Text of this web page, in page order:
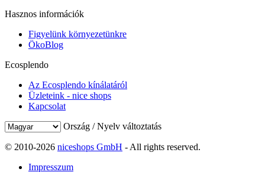
Hasznos információk
Figyelünk környezetünkre
ÖkoBlog
Ecosplendo
Az Ecosplendo kínálatáról
Üzleteink - nice shops
Kapcsolat
Ország / Nyelv változtatás
© 2010-2026 niceshops GmbH - All rights reserved.
Impresszum